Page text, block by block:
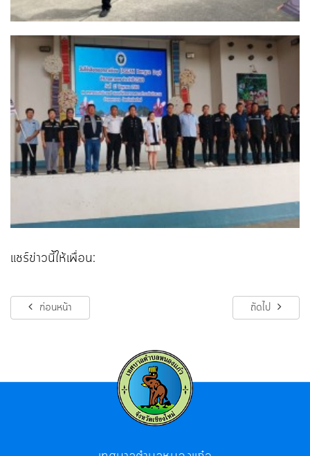
แชร์ข่าวนี้ให้เพื่อน:
ก่อนหน้า ถัดไป